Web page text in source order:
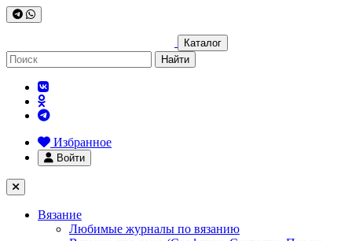
Каталог
Найти
Избранное
Войти
Вязание
Любимые журналы по вязанию